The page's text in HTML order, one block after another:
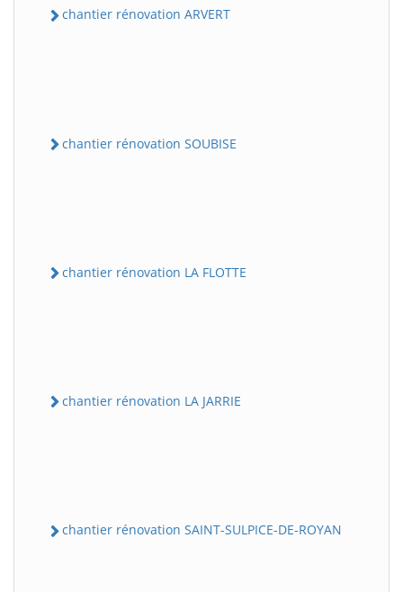
chantier rénovation ARVERT
chantier rénovation SOUBISE
chantier rénovation LA FLOTTE
chantier rénovation LA JARRIE
chantier rénovation SAINT-SULPICE-DE-ROYAN